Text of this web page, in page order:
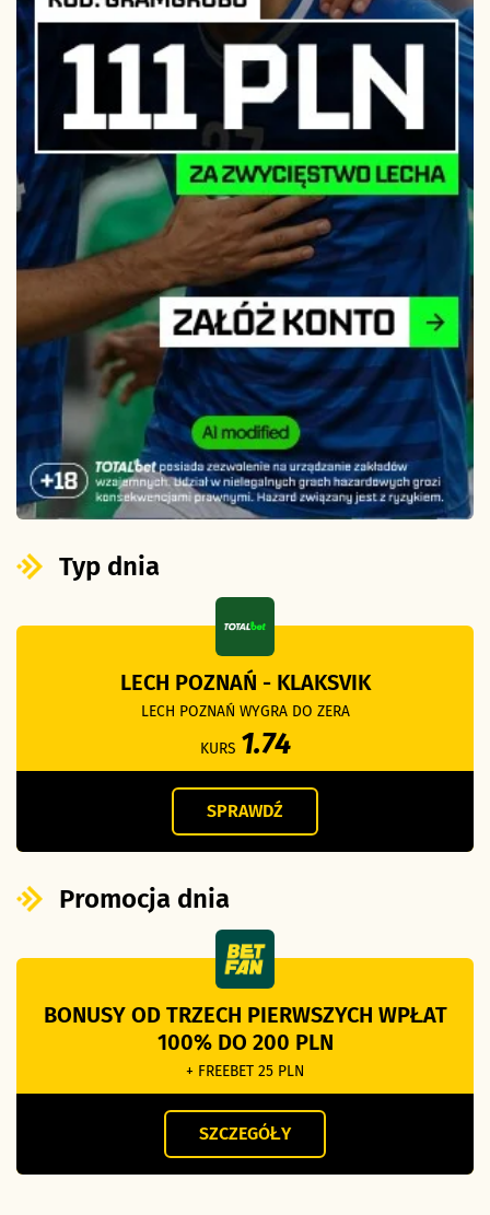
Typ dnia
LECH POZNAŃ - KLAKSVIK
LECH POZNAŃ WYGRA DO ZERA
KURS 1.74
SPRAWDŹ
Promocja dnia
BONUSY OD TRZECH PIERWSZYCH WPŁAT
100% DO 200 PLN
+ FREEBET 25 PLN
SZCZEGÓŁY